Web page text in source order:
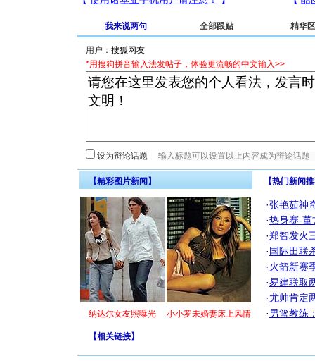
我来说两句 全部跟贴 精华区
用户：
*用搜狗拼音输入法发帖子，体验更流畅的中文输入>>
设为辩论话题
【精彩图片新闻】
纳达尔女友照曝光 小小罗未婚妻床上风情
【热门新闻
·张艳茹神
·热身赛-董
·郑智发火
·国际田联
·火箭新赛
·易建联取
·尤帅肯定
·男篮教练
【相关链接】